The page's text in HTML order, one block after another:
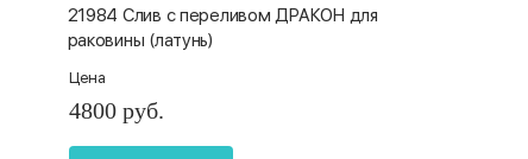
21984 Слив с переливом ДРАКОН для
раковины (латунь)
Цена
4800 руб.